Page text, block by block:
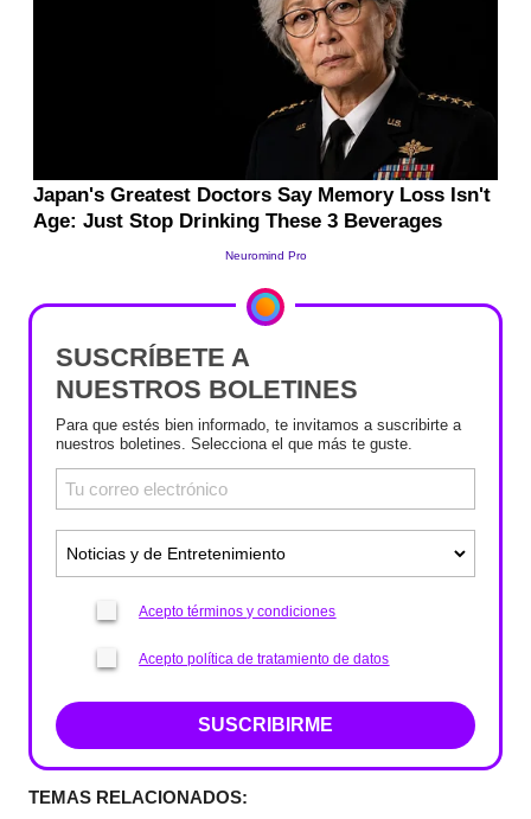
SUSCRÍBETE A
NUESTROS BOLETINES
Para que estés bien informado, te invitamos a suscribirte a
nuestros boletines. Selecciona el que más te guste.
Acepto términos y condiciones
Acepto política de tratamiento de datos
SUSCRIBIRME
TEMAS RELACIONADOS: